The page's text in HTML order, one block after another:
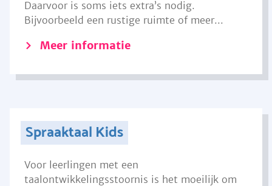
Daarvoor is soms iets extra’s nodig.
Bijvoorbeeld een rustige ruimte of meer...
Meer informatie
Spraaktaal Kids
Voor leerlingen met een
taalontwikkelingsstoornis is het moeilijk om